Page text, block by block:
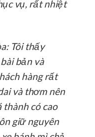
vụ, rất nhiệt
Tôi thấy
bản và
hàng rất
và thơm nên
thành có cao
giữ nguyên